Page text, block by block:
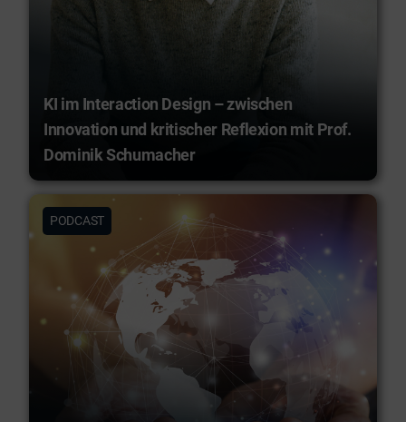
KI im Interaction Design – zwischen
Innovation und kritischer Reflexion mit Prof.
Dominik Schumacher
PODCAST